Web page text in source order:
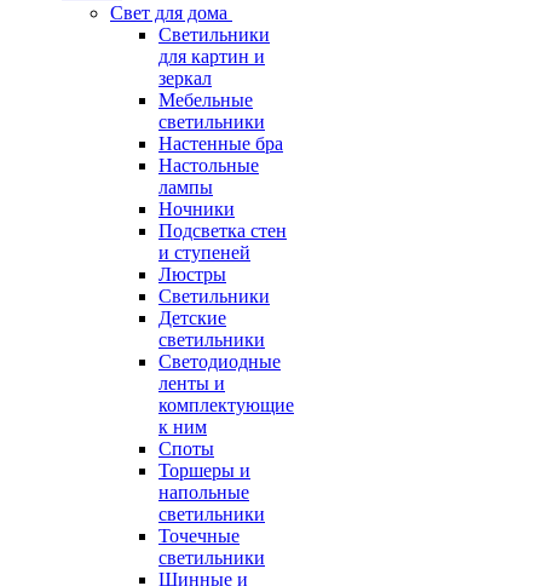
Свет для дома
Светильники
для картин и
зеркал
Мебельные
светильники
Настенные бра
Настольные
лампы
Ночники
Подсветка стен
и ступеней
Люстры
Светильники
Детские
светильники
Светодиодные
ленты и
комплектующие
к ним
Споты
Торшеры и
напольные
светильники
Точечные
светильники
Шинные и